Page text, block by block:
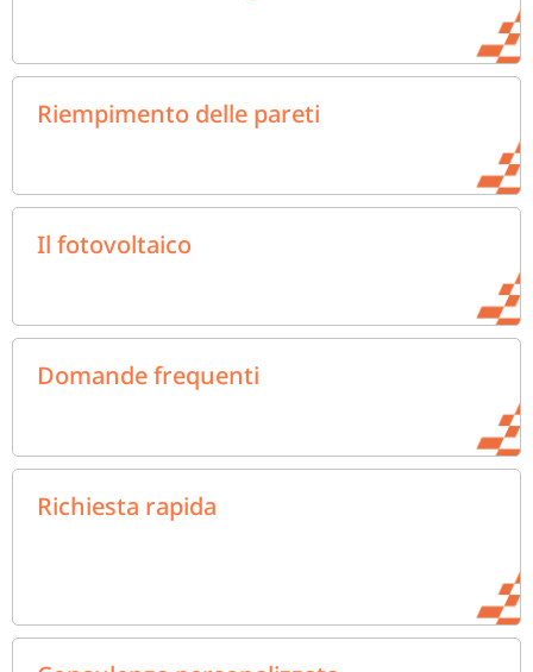
Riempimento delle pareti
Il fotovoltaico
Domande frequenti
Richiesta rapida